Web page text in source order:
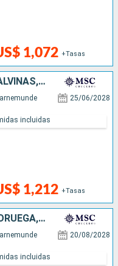
1,072 +Tasas
ALEMANIA, NORUEGA, ISLAS MALVINAS, DINAMARCA
25/06/2028
1,212 +Tasas
incluidas
ALEMANIA, ISLAS MALVINAS, NORUEGA, DINAMARCA
20/08/2028
incluidas